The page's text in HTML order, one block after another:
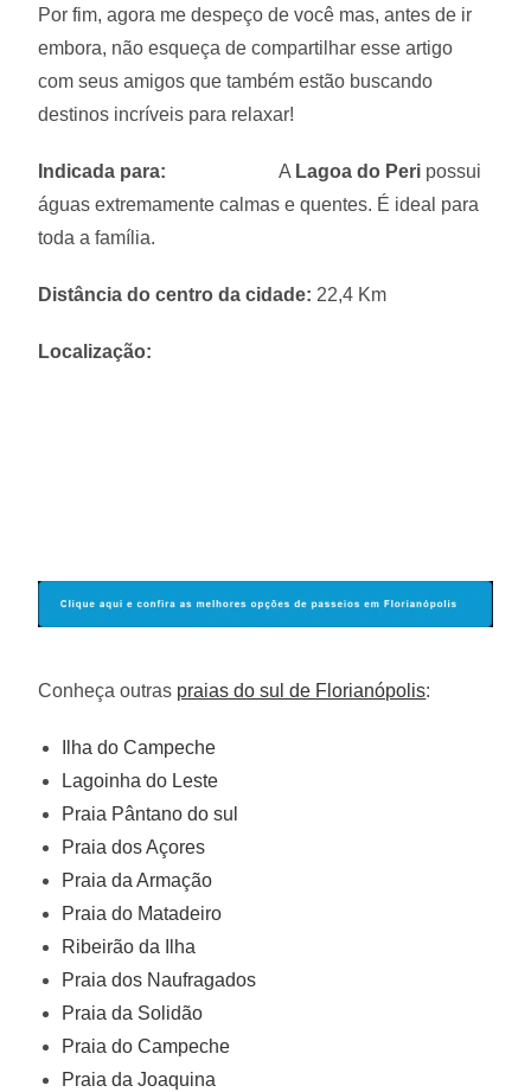
Por fim, agora me despeço de você mas, antes de ir
embora, não esqueça de compartilhar esse artigo
com seus amigos que também estão buscando
destinos incríveis para relaxar!
Indicada para: A Lagoa do Peri possui
águas extremamente calmas e quentes. É ideal para
toda a família.
Distância do centro da cidade: 22,4 Km
Localização:
Conheça outras praias do sul de Florianópolis:
Ilha do Campeche
Lagoinha do Leste
Praia Pântano do sul
Praia dos Açores
Praia da Armação
Praia do Matadeiro
Ribeirão da Ilha
Praia dos Naufragados
Praia da Solidão
Praia do Campeche
Praia da Joaquina